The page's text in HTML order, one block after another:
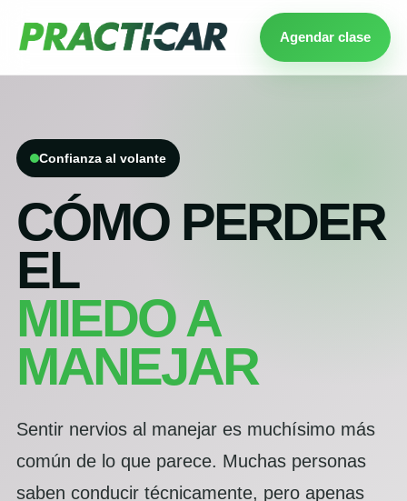
Agendar clase
Confianza al volante
CÓMO PERDER
EL
MIEDO A
MANEJAR
Sentir nervios al manejar es muchísimo más
común de lo que parece. Muchas personas
saben conducir técnicamente, pero apenas